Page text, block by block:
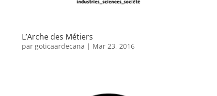
L’Arche des Métiers
par goticaardecana | Mar 23, 2016